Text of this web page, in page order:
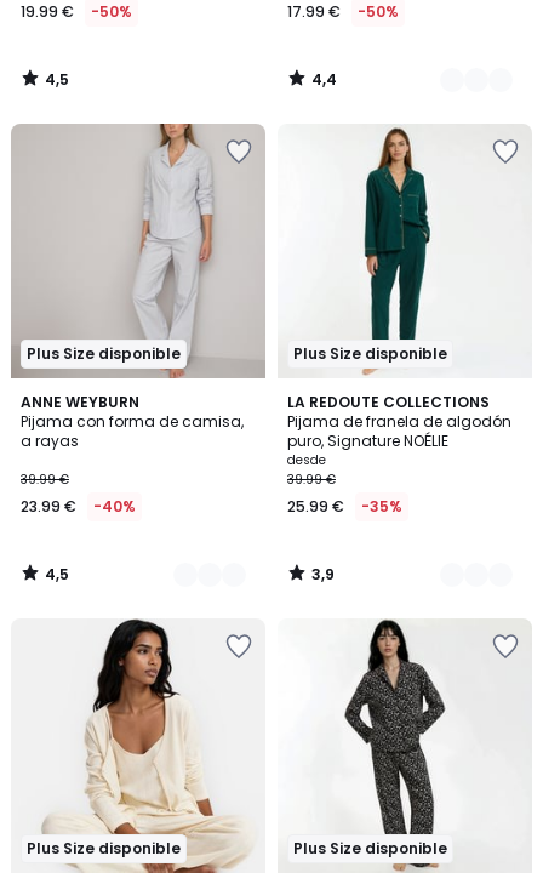
19.99 € -50%
4,5
/
17.99 € -50%
4,4
/
Plus Size disponible
ANNE WEYBURN
Pijama con forma de camisa,
a rayas
39.99 €
23.99 € -40%
4,5
/ 5
2
Colores
4,5
/
Plus Size disponible
LA REDOUTE COLLECTIONS
Pijama de franela de algodón
puro, Signature NOÉLIE
desde
39.99 €
25.99 € -35%
3,9
/ 5
3
Colores
3,9
/
Plus Size disponible Plus Size disponible